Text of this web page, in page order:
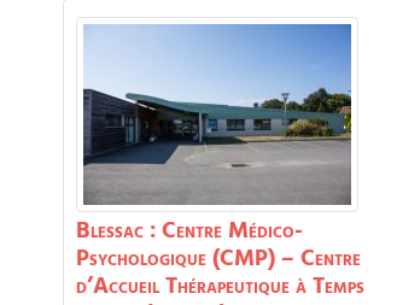
Blessac : Centre Médico-
Psychologique (CMP) – Centre
d’Accueil Thérapeutique à Temps